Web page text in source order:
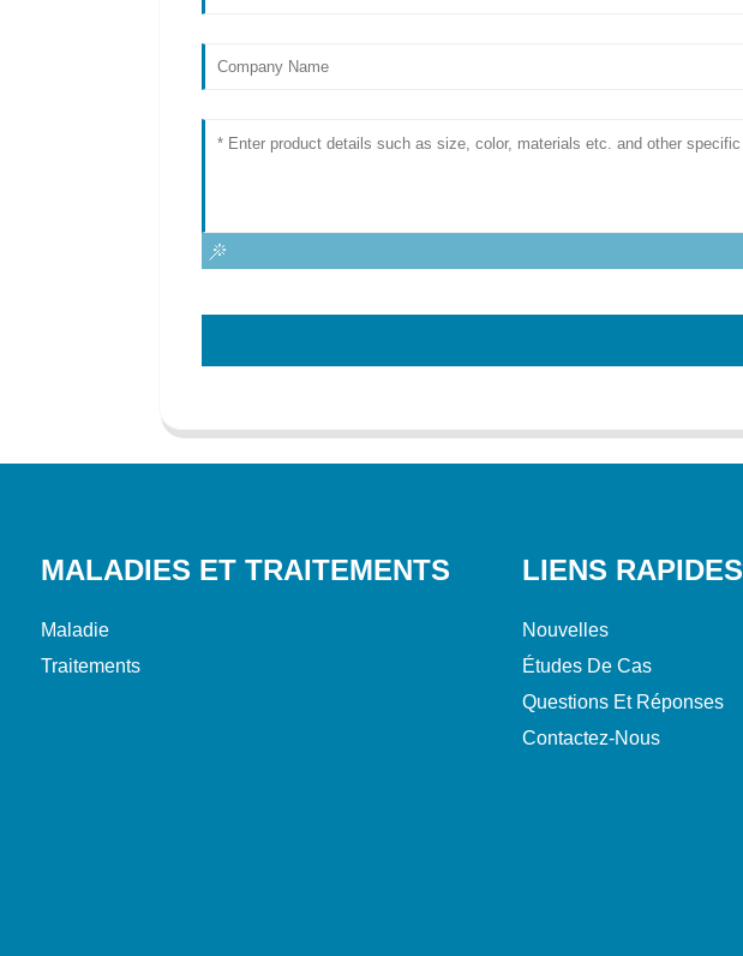
MALADIES ET TRAITEMENTS
Maladie
Traitements
LIENS RAPIDES
Nouvelles
Études De Cas
Questions Et Réponses
Contactez-Nous